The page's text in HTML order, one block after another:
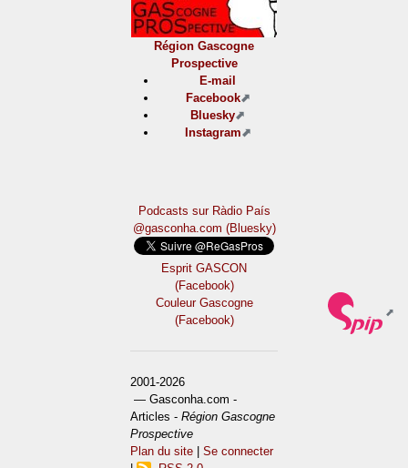
Région Gascogne
Prospective
E-mail
Facebook
Bluesky
Instagram
Podcasts sur Ràdio País
@gasconha.com (Bluesky)
Esprit GASCON
(Facebook)
Couleur Gascogne
(Facebook)
2001-2026
— Gasconha.com -
Articles -Région Gascogne
Prospective
Plan du site |Se connecter